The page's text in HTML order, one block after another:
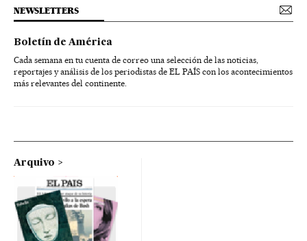
NEWSLETTERS
Boletín de América
Cada semana en tu cuenta de correo una selección de las noticias,
reportajes y análisis de los periodistas de EL PAÍS con los acontecimientos
más relevantes del continente.
Arquivo